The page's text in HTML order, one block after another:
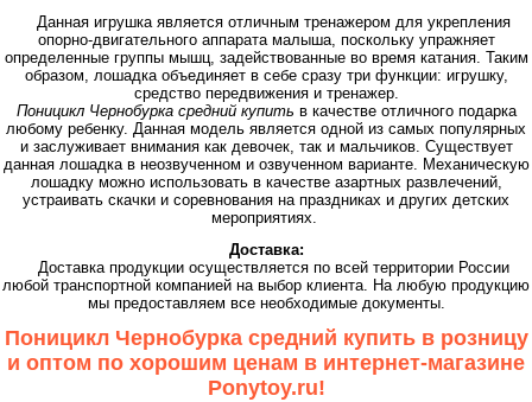
Данная игрушка является отличным тренажером для укрепления
опорно-двигательного аппарата малыша, поскольку упражняет
определенные группы мышц, задействованные во время катания. Таким
образом, лошадка объединяет в себе сразу три функции: игрушку,
средство передвижения и тренажер.
Поницикл Чернобурка средний купить в качестве отличного подарка
любому ребенку. Данная модель является одной из самых популярных
и заслуживает внимания как девочек, так и мальчиков. Существует
данная лошадка в неозвученном и озвученном варианте. Механическую
лошадку можно использовать в качестве азартных развлечений,
устраивать скачки и соревнования на праздниках и других детских
мероприятиях.
Доставка:
Доставка продукции осуществляется по всей территории России
любой транспортной компанией на выбор клиента. На любую продукцию
мы предоставляем все необходимые документы.
Поницикл Чернобурка средний купить в розницу
и оптом по хорошим ценам в интернет-магазине
Ponytoy.ru!